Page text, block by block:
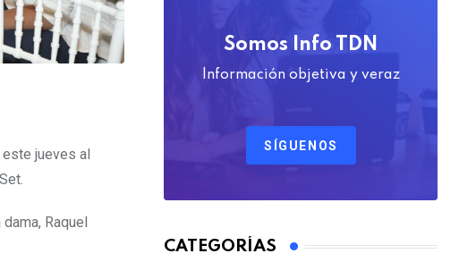
este jueves al
Raquel
Somos Info TDN
Información objetiva y veraz
SÍGUENOS
CATEGORÍAS